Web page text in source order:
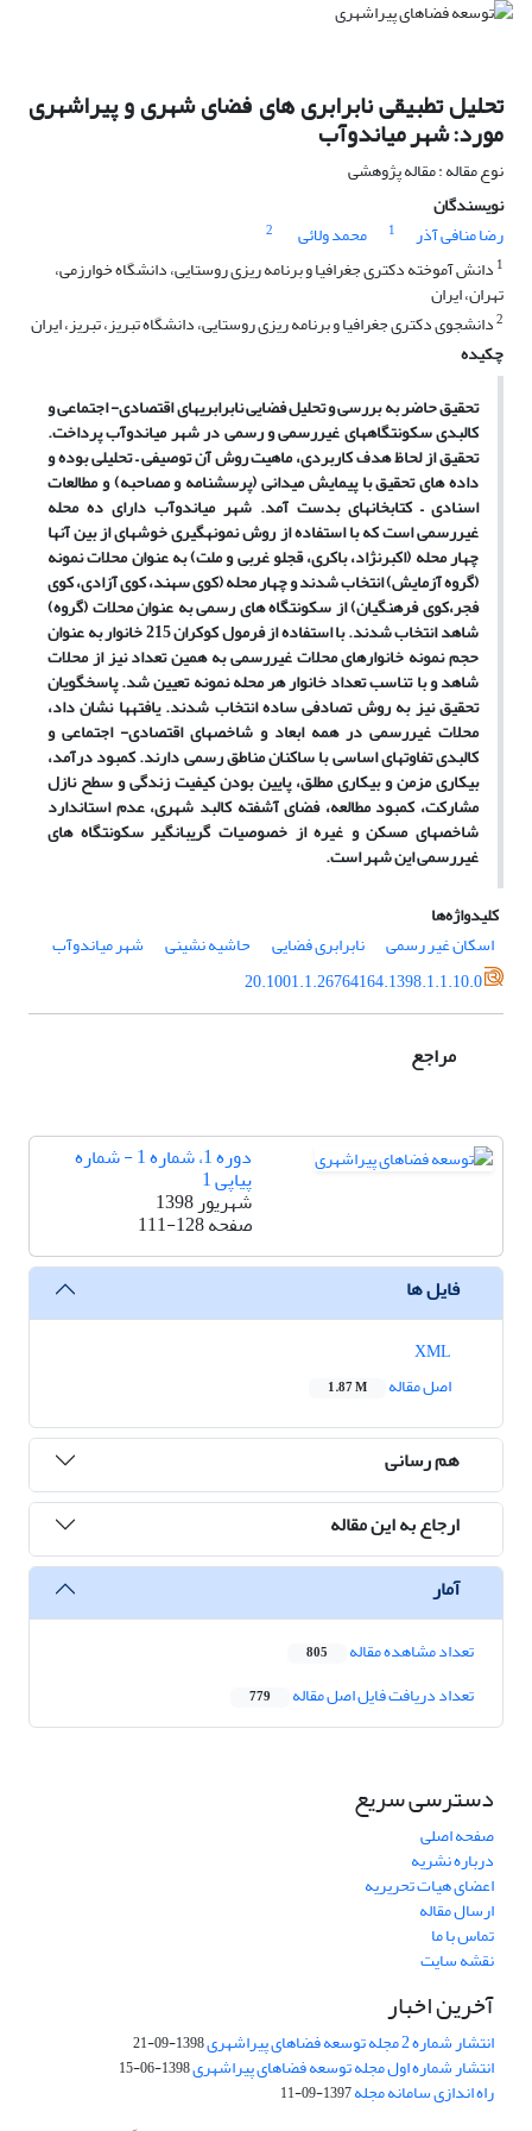
تحلیل تطبیقی نابرابری های فضای شهری و پیراشهری
مورد: شهر میاندوآب
نوع مقاله : مقاله پژوهشی
نویسندگان
رضا منافی آذر
1 محمد ولائی
2
1 دانش آموخته دکتری جغرافیا و برنامه ریزی روستایی، دانشگاه خوارزمی،
تهران، ایران
2دانشجوی دکتری جغرافیا و برنامه ریزی روستایی، دانشگاه تبریز، تبریز، ایران
چکیده
تحقیق حاضر به بررسی و تحلیل فضایی نابرابریهای اقتصادی- اجتماعی و
کالبدی سکونتگاه­های غیررسمی و رسمی در شهر میاندوآب پرداخت.
تحقیق از لحاظ هدف کاربردی، ماهیت روش آن توصیفی–تحلیلی بوده و
داده های تحقیق با پیمایش میدانی (پرسشنامه و مصاحبه) و مطالعات
اسنادی– کتابخانه­ای بدست آمد. شهر میاندوآب دارای ده محله
غیررسمی است که با استفاده از روش نمونه­گیری خوشه­ای از بین آنها
چهار محله (اکبرنژاد، باکری، قجلو غربی و ملت) به عنوان محلات نمونه
(گروه آزمایش) انتخاب شدند و چهار محله (کوی سهند، کوی آزادی، کوی
فجر،کوی فرهنگیان) از سکونتگاه های رسمی به عنوان محلات (گروه)
شاهد انتخاب شدند. با استفاده از فرمول کوکران 215 خانوار به عنوان
حجم نمونه خانوارهای محلات غیررسمی به همین تعداد نیز از محلات
شاهد و با تناسب تعداد خانوار هر محله نمونه تعیین شد. پاسخگویان
تحقیق نیز به روش تصادفی ساده انتخاب شدند. یافته­ها نشان داد،
محلات غیررسمی در همه ابعاد و شاخص­های اقتصادی- اجتماعی و
کالبدی تفاوت­های اساسی با ساکنان مناطق رسمی دارند. کمبود درآمد،
بیکاری مزمن و بیکاری مطلق، پایین بودن کیفیت زندگی و سطح نازل
مشارکت، کمبود مطالعه، فضای آشفته کالبد شهری، عدم استاندارد
شاخص­های مسکن و غیره از خصوصیات گریبانگیر سکونتگاه های
غیررسمی این شهر است.
کلیدواژه‌ها
اسکان غیر رسمی
نابرابری فضایی حاشیه نشینی
شهر میاندوآب
20.1001.1.26764164.1398.1.1.10.0
مراجع
دوره 1، شماره 1 - شماره
پیاپی 1
شهریور 1398
صفحه111-128
فایل ها
اصل مقاله
1.87 M
هم رسانی
ارجاع به این مقاله
آمار
تعداد مشاهده مقاله 805
تعداد دریافت فایل اصل مقاله 779
دسترسی سریع
صفحه اصلی
درباره نشریه
اعضای هیات تحریریه
ارسال مقاله
تماس با ما
نقشه سایت
آخرین اخبار
انتشار شماره 2 مجله توسعه فضاهای پیراشهری 1398-09-21
انتشار شماره اول مجله توسعه فضاهای پیراشهری1398-06-15
راه اندازی سامانه مجله1397-09-11